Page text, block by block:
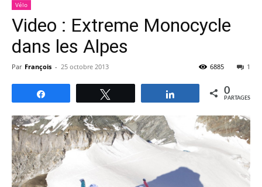
Vélo
Video : Extreme Monocycle
dans les Alpes
Par François - 25 octobre 2013 1
6885
Partagez 0
PARTAGES